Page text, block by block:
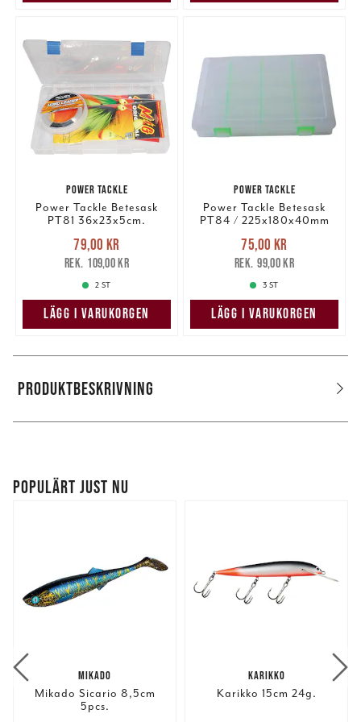
Dessa kan i sin tur kombinera informationen med annan
samlat in när du har använt deras tjänster.
POWER TACKLE
Power Tackle Betesask
PT81 36x23x5cm.
Nuvarande pris
79,00 krTidigare pris
109,00 kr
79,00 kr
109,00 kr
2 ST
LÄGG I VARUKORGEN
POWER TACKLE
Power Tackle Betesask
PT84 / 225x180x40mm
Nuvarande pris
75,00 krTidigare pris
99,00 kr
75,00 kr
99,00 kr
3 ST
LÄGG I VARUKORGEN
PRODUKTBESKRIVNING
POPULÄRT JUST NU
MIKADO
Mikado Sicario 8,5cm
5pcs.
KARIKKO
Karikko 15cm 24g.